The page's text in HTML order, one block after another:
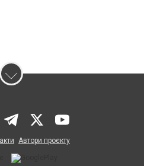
Автори проєкту